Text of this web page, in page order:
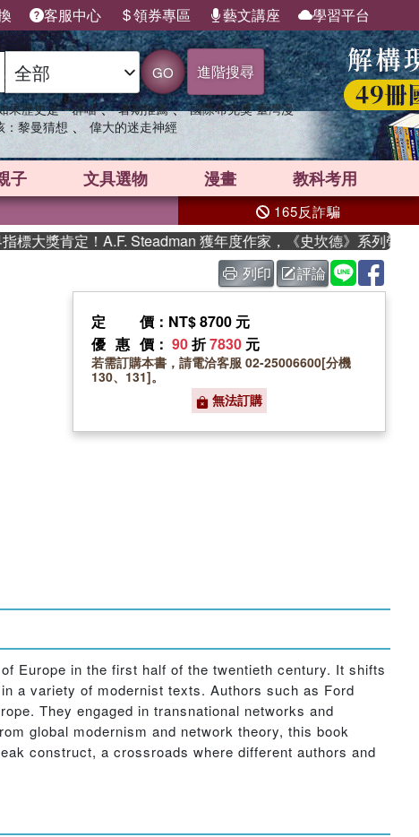
客服中心 領券專區 藝文講座 學習平台
GO 進階搜尋
果歷史是一群喵 、 暑期推薦 、 國際布克獎 臺灣漫
：黎曼猜想 、 偉大的迷走神經
子 文具選物 漫畫 教科考用
165反詐騙
大獎肯定！A.F. Steadman 獲年度作家，《史坎德》系列帶你踏
列印 評論
定價 ：NT$ 8700 元
優惠價 ： 90折7830 元
若需訂購本書，請電洽客服 02-25006600[分機
130、131]。
無法訂購
Europe in the first half of the twentieth century. It shifts
a variety of modernist texts. Authors such as Ford
They engaged in transnational networks and
global modernism and network theory, this book
construct, a crossroads where different authors and